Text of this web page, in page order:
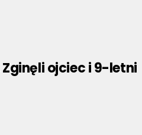
ojciec i 9-letni